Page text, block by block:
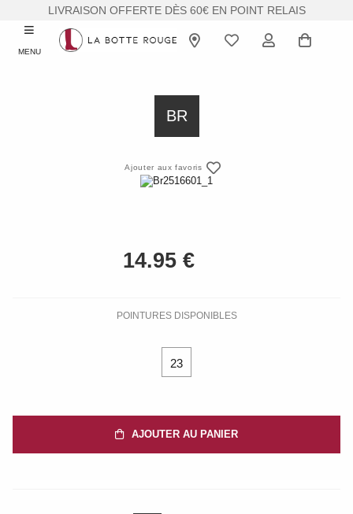
LIVRAISON OFFERTE DÈS 60€ EN POINT RELAIS
MENU
BR
Ajouter aux favoris
POINTURES DISPONIBLES
23
AJOUTER AU PANIER